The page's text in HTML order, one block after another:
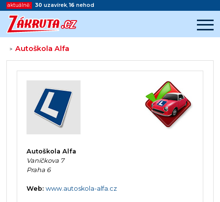
aktuálně: 30 uzavírek,16 nehod
>Autoškola Alfa
Začátek reklamy
Konec reklamy
Autoškola Alfa
Vaníčkova 7
Praha 6
Web: www.autoskola-alfa.cz